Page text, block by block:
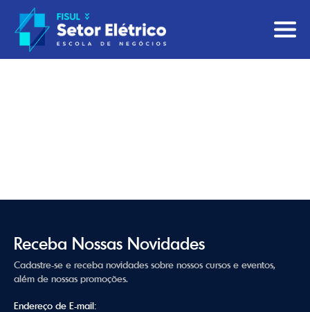
Receba Nossas Novidades
Cadastre-se e receba novidades sobre nossos cursos e eventos,
além de nossas promoções.
Endereço de E-mail: